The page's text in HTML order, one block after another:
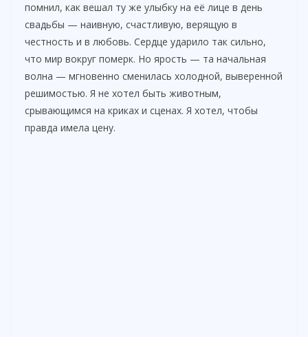
помнил, как вешал ту же улыбку на её лице в день
свадьбы — наивную, счастливую, верящую в
честность и в любовь. Сердце ударило так сильно,
что мир вокруг померк. Но ярость — та начальная
волна — мгновенно сменилась холодной, выверенной
решимостью. Я не хотел быть животным,
срывающимся на криках и сценах. Я хотел, чтобы
правда имела цену.